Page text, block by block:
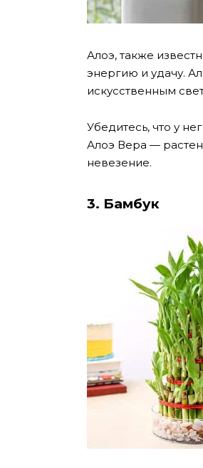
Алоэ, также
энергию и удачу.
искусственным
Убедитесь, что у
Алоэ Вера —
невезение.
3. Бамбук